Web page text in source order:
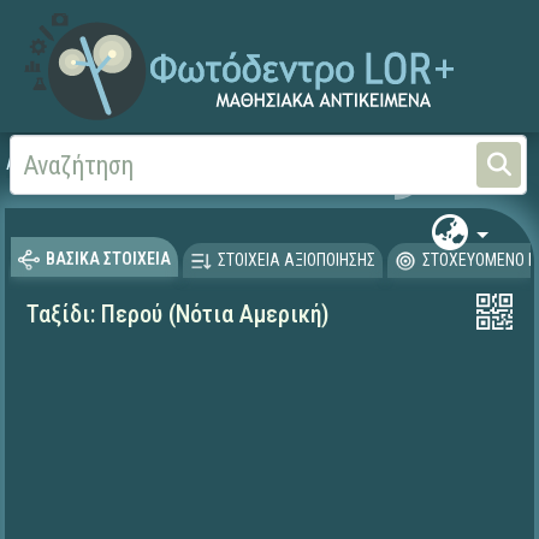
Αρχική Γεωγραφία-Γεωλογία
ΒΑΣΙΚΑ ΣΤΟΙΧΕΙΑ ΣΤΟΙΧΕΙΑ ΑΞΙΟΠΟΙΗΣΗΣ ΣΤΟΧΕΥΟΜΕΝΟ
Ταξίδι: Περού (Νότια Αμερική)